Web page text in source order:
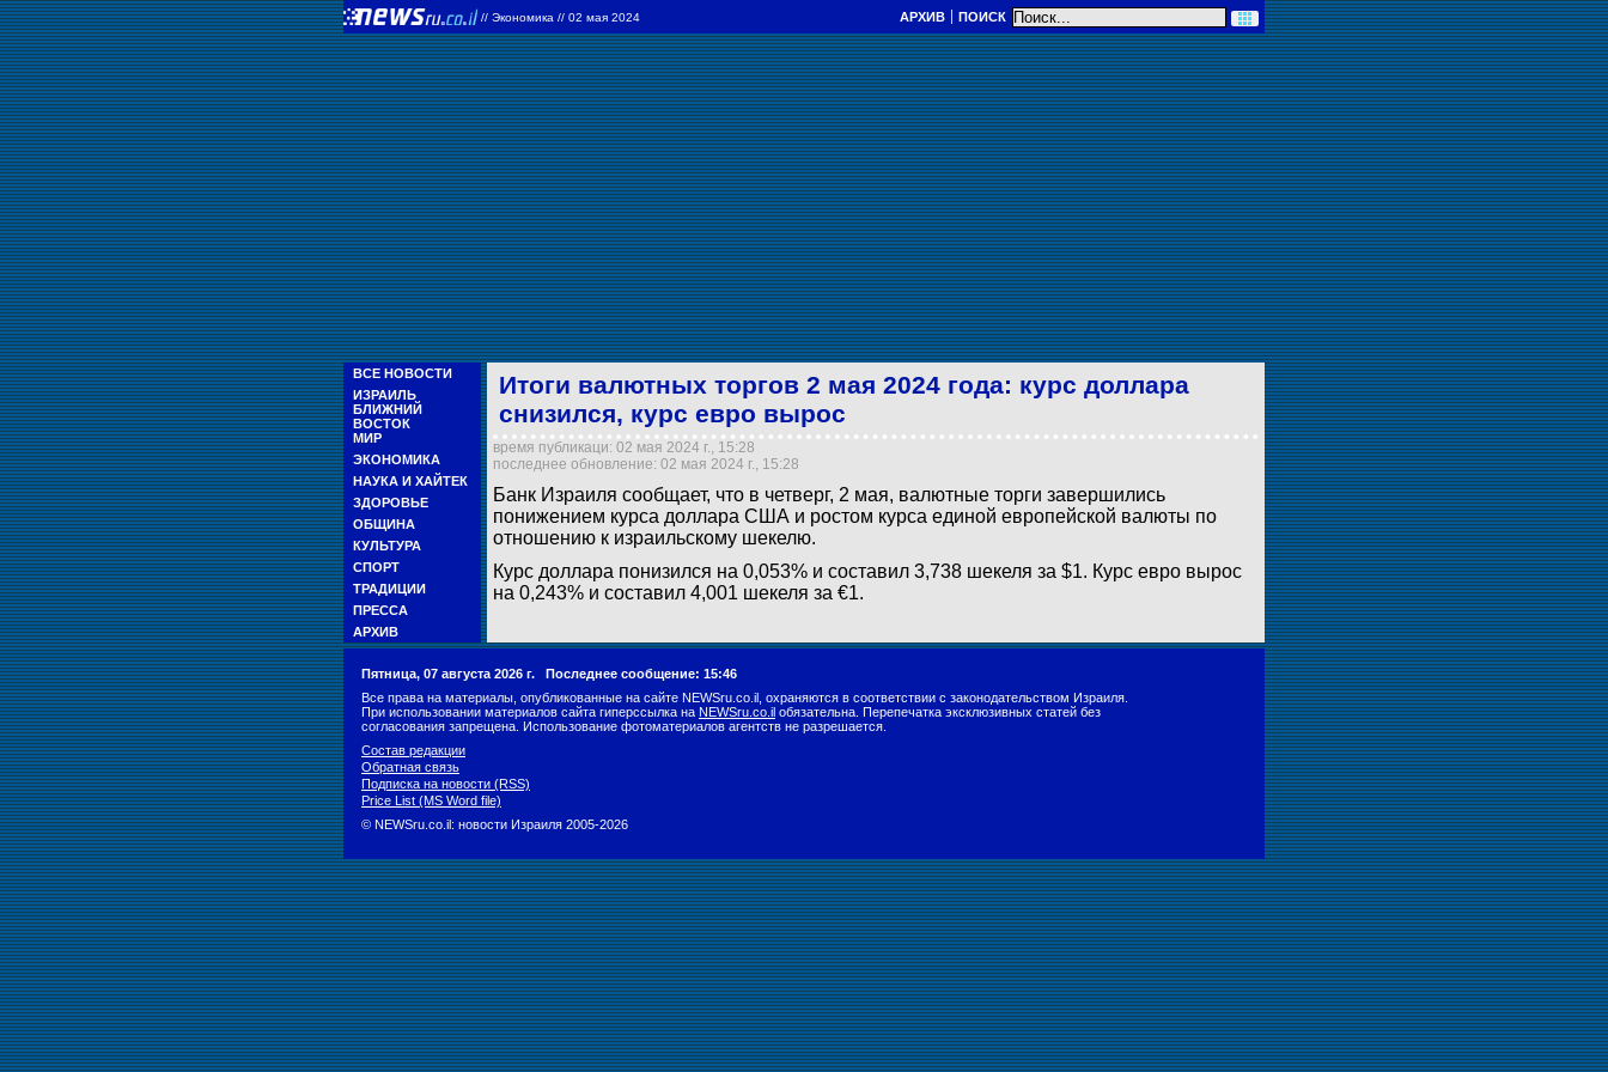
// Экономика // 02 мая 2024 АРХИВ ПОИСК
ВСЕ НОВОСТИ
ИЗРАИЛЬ
БЛИЖНИЙ
ВОСТОК
МИР
ЭКОНОМИКА
НАУКА И ХАЙТЕК
ЗДОРОВЬЕ
ОБЩИНА
КУЛЬТУРА
СПОРТ
ТРАДИЦИИ
ПРЕССА
АРХИВ
Итоги валютных торгов 2 мая 2024 года: курс доллара
снизился, курс евро вырос
время публикаци: 02 мая 2024 г., 15:28
последнее обновление: 02 мая 2024 г., 15:28
Банк Израиля сообщает, что в четверг, 2 мая, валютные торги завершились
понижением курса доллара США и ростом курса единой европейской валюты по
отношению к израильскому шекелю.
Курс доллара понизился на 0,053% и составил 3,738 шекеля за $1. Курс евро вырос
на 0,243% и составил 4,001 шекеля за €1.
Пятница, 07 августа 2026 г. Последнее сообщение: 15:46
Все права на материалы, опубликованные на сайте NEWSru.co.il, охраняются в соответствии с законодательством Израиля.
При использовании материалов сайта гиперссылка на NEWSru.co.il обязательна. Перепечатка эксклюзивных статей без
согласования запрещена. Использование фотоматериалов агентств не разрешается.
Состав редакции
Обратная связь
Подписка на новости (RSS)
Price List (MS Word file)
© NEWSru.co.il: новости Израиля 2005-2026